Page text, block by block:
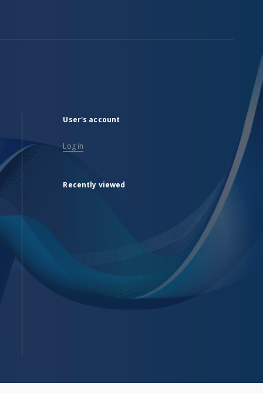
User's account
Log in
Recently viewed